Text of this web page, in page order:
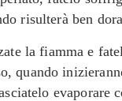
risulterà ben
la fiamma e
quando
evaporare